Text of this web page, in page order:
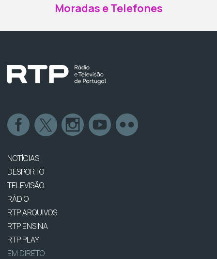
Moradas e Telefones
NOTÍCIAS
DESPORTO
TELEVISÃO
RÁDIO
RTP ARQUIVOS
RTP ENSINA
RTP PLAY
EM DIRETO